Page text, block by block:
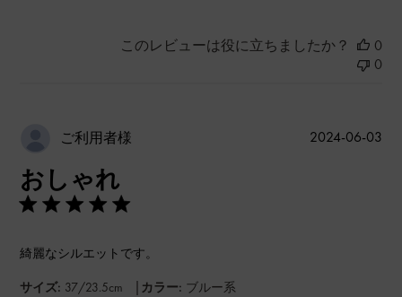
このレビューは役に立ちましたか？
0
0
ご利用者様
おしゃれ
綺麗なシルエットです。
サイズ: 37/23.5cm | カラー: ブルー系
公
2024-06-03